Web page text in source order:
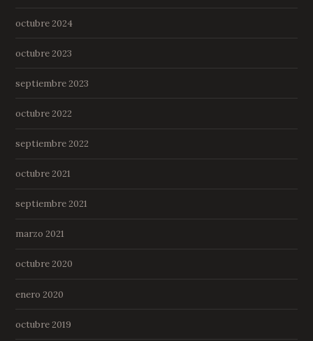
octubre 2024
octubre 2023
septiembre 2023
octubre 2022
septiembre 2022
octubre 2021
septiembre 2021
marzo 2021
octubre 2020
enero 2020
octubre 2019